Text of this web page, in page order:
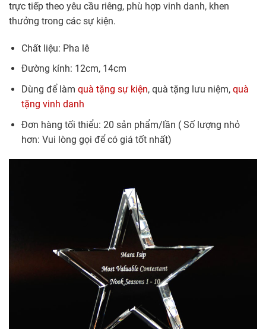
trực tiếp theo yêu cầu riêng, phù hợp vinh danh, khen
thưởng trong các sự kiện.
Chất liệu: Pha lê
Đường kính: 12cm, 14cm
Dùng để làm quà tặng sự kiện, quà tặng lưu niệm, quà
tặng vinh danh
Đơn hàng tối thiểu: 20 sản phẩm/lần ( Số lượng nhỏ
hơn: Vui lòng gọi để có giá tốt nhất)